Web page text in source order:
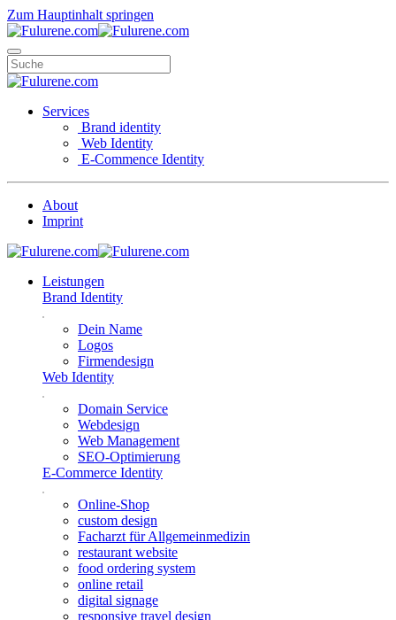
Zum Hauptinhalt springen
Services
Brand identity
Web Identity
E-Commence Identity
About
Imprint
Leistungen
Brand Identity
Dein Name
Logos
Firmendesign
Web Identity
Domain Service
Webdesign
Web Management
SEO-Optimierung
E-Commerce Identity
Online-Shop
custom design
Facharzt für Allgemeinmedizin
restaurant website
food ordering system
online retail
digital signage
responsive travel design